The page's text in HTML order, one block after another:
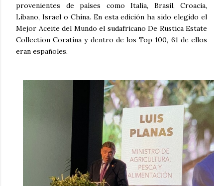
provenientes de países como Italia, Brasil, Croacia,
Líbano, Israel o China. En esta edición ha sido elegido el
Mejor Aceite del Mundo el sudafricano De Rustica Estate
Collection Coratina y dentro de los Top 100, 61 de ellos
eran españoles.